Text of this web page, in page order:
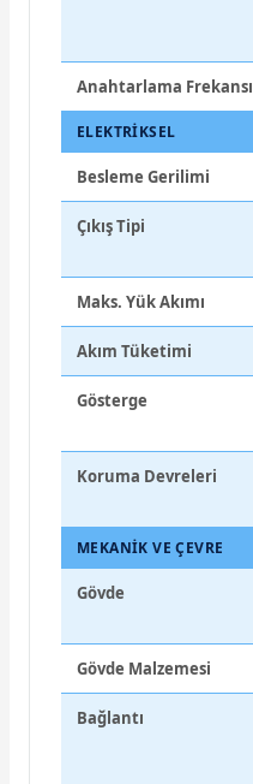
Anahtarlama Frekansı
ELEKTRIKSEL
Besleme Gerilimi
Çıkış Tipi
Maks. Yük Akımı
Akım Tüketimi
Gösterge
Koruma Devreleri
MEKANIK VE ÇEVRE
Gövde
Gövde Malzemesi
Bağlantı